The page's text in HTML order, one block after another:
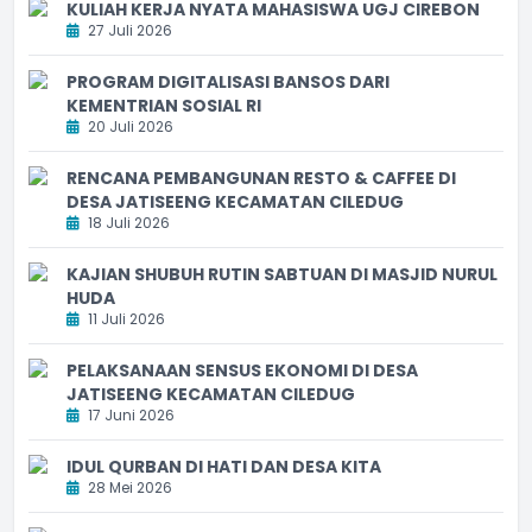
KULIAH KERJA NYATA MAHASISWA UGJ CIREBON
27 Juli 2026
PROGRAM DIGITALISASI BANSOS DARI
KEMENTRIAN SOSIAL RI
20 Juli 2026
RENCANA PEMBANGUNAN RESTO & CAFFEE DI
DESA JATISEENG KECAMATAN CILEDUG
18 Juli 2026
KAJIAN SHUBUH RUTIN SABTUAN DI MASJID NURUL
HUDA
11 Juli 2026
PELAKSANAAN SENSUS EKONOMI DI DESA
JATISEENG KECAMATAN CILEDUG
17 Juni 2026
IDUL QURBAN DI HATI DAN DESA KITA
28 Mei 2026